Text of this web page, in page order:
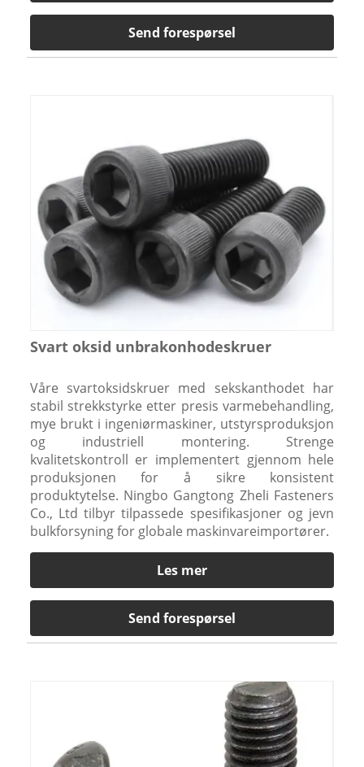
Send forespørsel
Svart oksid unbrakonhodeskruer
Våre svartoksidskruer med sekskanthodet har
stabil strekkstyrke etter presis varmebehandling,
mye brukt i ingeniørmaskiner, utstyrsproduksjon
og industriell montering. Strenge
kvalitetskontroll er implementert gjennom hele
produksjonen for å sikre konsistent
produktytelse. Ningbo Gangtong Zheli Fasteners
Co., Ltd tilbyr tilpassede spesifikasjoner og jevn
bulkforsyning for globale maskinvareimportører.
Les mer
Send forespørsel